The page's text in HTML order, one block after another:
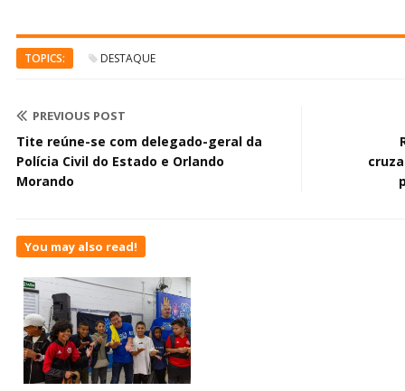
TOPICS: DESTAQUE
PREVIOUS POST
Tite reúne-se com delegado-geral da
Polícia Civil do Estado e Orlando
Morando
You may also read!